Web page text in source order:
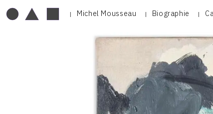
Michel Mousseau Biographie